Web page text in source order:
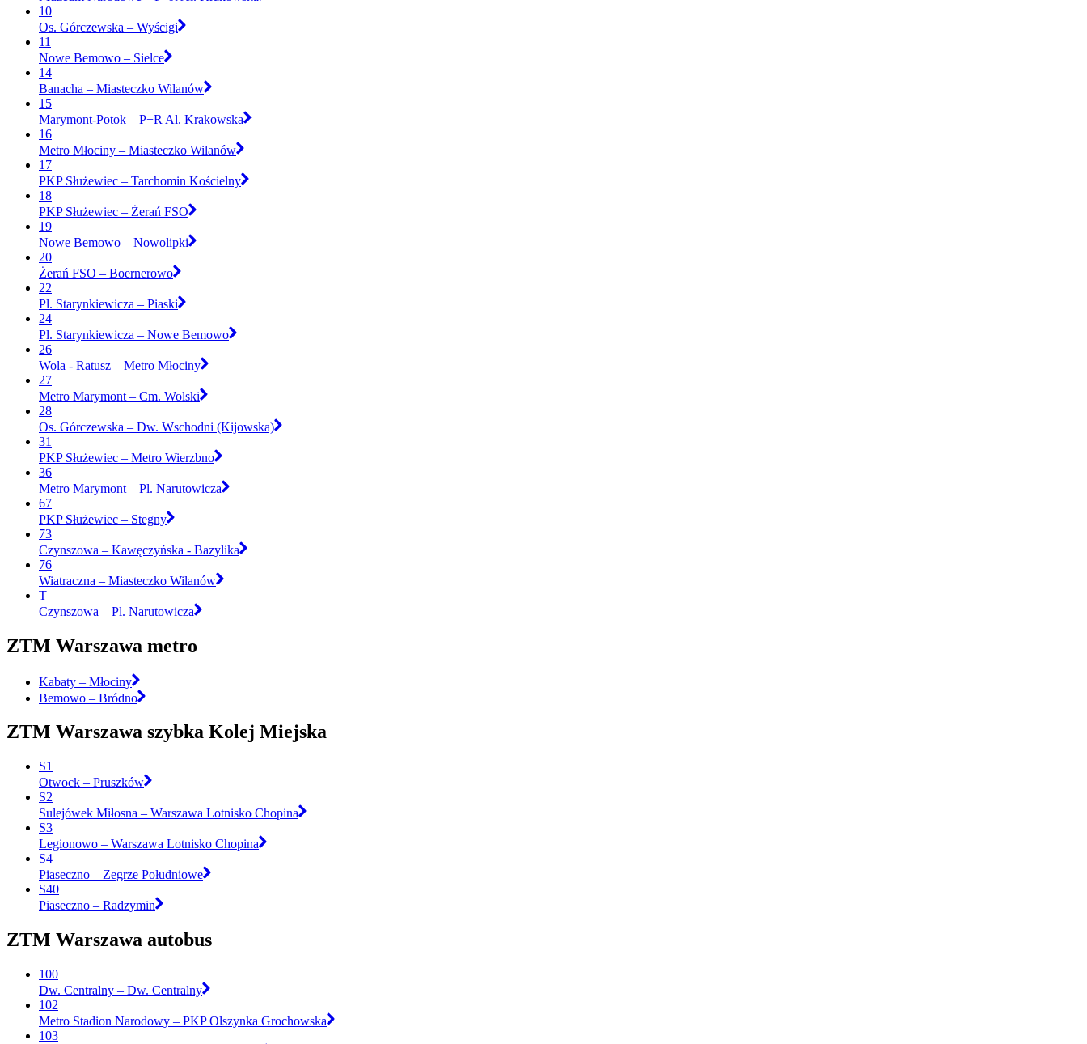
10
Os. Górczewska – Wyścigi
11
Nowe Bemowo – Sielce
14
Banacha – Miasteczko Wilanów
15
Marymont-Potok – P+R Al. Krakowska
16
Metro Młociny – Miasteczko Wilanów
17
PKP Służewiec – Tarchomin Kościelny
18
PKP Służewiec – Żerań FSO
19
Nowe Bemowo – Nowolipki
20
Żerań FSO – Boernerowo
22
Pl. Starynkiewicza – Piaski
24
Pl. Starynkiewicza – Nowe Bemowo
26
Wola - Ratusz – Metro Młociny
27
Metro Marymont – Cm. Wolski
28
Os. Górczewska – Dw. Wschodni (Kijowska)
31
PKP Służewiec – Metro Wierzbno
36
Metro Marymont – Pl. Narutowicza
67
PKP Służewiec – Stegny
73
Czynszowa – Kawęczyńska - Bazylika
76
Wiatraczna – Miasteczko Wilanów
T
Czynszowa – Pl. Narutowicza
ZTM Warszawa metro
Kabaty – Młociny
Bemowo – Bródno
ZTM Warszawa szybka Kolej Miejska
S1
Otwock – Pruszków
S2
Sulejówek Miłosna – Warszawa Lotnisko Chopina
S3
Legionowo – Warszawa Lotnisko Chopina
S4
Piaseczno – Zegrze Południowe
S40
Piaseczno – Radzymin
ZTM Warszawa autobus
100
Dw. Centralny – Dw. Centralny
102
Metro Stadion Narodowy – PKP Olszynka Grochowska
103